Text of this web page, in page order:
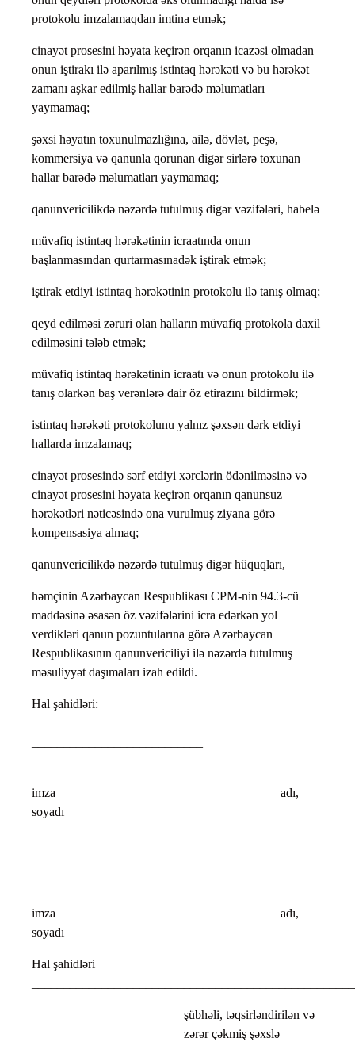
protokolu imzalamaqdan imtina etmək;
cinayət prosesini həyata keçirən orqanın icazəsi olmadan
onun iştirakı ilə aparılmış istintaq hərəkəti və bu hərəkət
zamanı aşkar edilmiş hallar barədə məlumatları
yaymamaq;
şəxsi həyatın toxunulmazlığına, ailə, dövlət, peşə,
kommersiya və qanunla qorunan digər sirlərə toxunan
hallar barədə məlumatları yaymamaq;
qanunvericilikdə nəzərdə tutulmuş digər vəzifələri, habelə
müvafiq istintaq hərəkətinin icraatında onun
başlanmasından qurtarmasınadək iştirak etmək;
iştirak etdiyi istintaq hərəkətinin protokolu ilə tanış olmaq;
qeyd edilməsi zəruri olan halların müvafiq protokola daxil
edilməsini tələb etmək;
müvafiq istintaq hərəkətinin icraatı və onun protokolu ilə
tanış olarkən baş verənlərə dair öz etirazını bildirmək;
istintaq hərəkəti protokolunu yalnız şəxsən dərk etdiyi
hallarda imzalamaq;
cinayət prosesində sərf etdiyi xərclərin ödənilməsinə və
cinayət prosesini həyata keçirən orqanın qanunsuz
hərəkətləri nəticəsində ona vurulmuş ziyana görə
kompensasiya almaq;
qanunvericilikdə nəzərdə tutulmuş digər hüquqları,
həmçinin Azərbaycan Respublikası CPM-nin 94.3-cü
maddəsinə əsasən öz vəzifələrini icra edərkən yol
verdikləri qanun pozuntularına görə Azərbaycan
Respublikasının qanunvericiliyi ilə nəzərdə tutulmuş
məsuliyyət daşımaları izah edildi.
Hal şahidləri:
imza adı,
soyadı
imza adı,
soyadı
Hal şahidləri
şübhəli, təqsirləndirilən və
zərər çəkmiş şəxslə